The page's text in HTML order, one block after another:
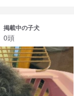
掲載中の子犬
0頭